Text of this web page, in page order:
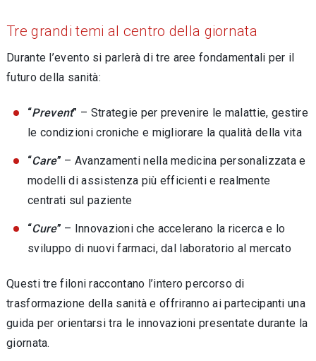
Tre grandi temi al centro della giornata
Durante l’evento si parlerà di tre aree fondamentali per il
futuro della sanità:
“Prevent” – Strategie per prevenire le malattie, gestire
le condizioni croniche e migliorare la qualità della vita
“Care” – Avanzamenti nella medicina personalizzata e
modelli di assistenza più efficienti e realmente
centrati sul paziente
“Cure” – Innovazioni che accelerano la ricerca e lo
sviluppo di nuovi farmaci, dal laboratorio al mercato
Questi tre filoni raccontano l’intero percorso di
trasformazione della sanità e offriranno ai partecipanti una
guida per orientarsi tra le innovazioni presentate durante la
giornata.